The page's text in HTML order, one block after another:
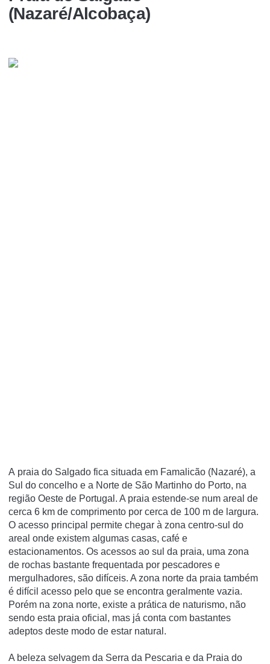
(Nazaré/Alcobaça)
A praia do Salgado fica situada em Famalicão (Nazaré), a
Sul do concelho e a Norte de São Martinho do Porto, na
região Oeste de Portugal. A praia estende-se num areal de
cerca 6 km de comprimento por cerca de 100 m de largura.
O acesso principal permite chegar à zona centro-sul do
areal onde existem algumas casas, café e
estacionamentos. Os acessos ao sul da praia, uma zona
de rochas bastante frequentada por pescadores e
mergulhadores, são difíceis. A zona norte da praia também
é difícil acesso pelo que se encontra geralmente vazia.
Porém na zona norte, existe a prática de naturismo, não
sendo esta praia oficial, mas já conta com bastantes
adeptos deste modo de estar natural.
A beleza selvagem da Serra da Pescaria e da Praia do